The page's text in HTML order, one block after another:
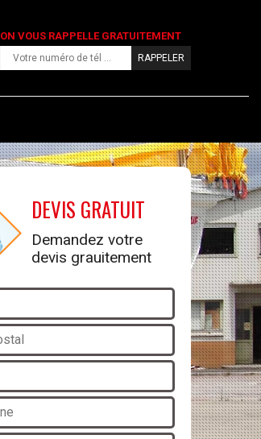
ON VOUS RAPPELLE GRATUITEMENT
DEVIS GRATUIT
Demandez votre
devis grauitement